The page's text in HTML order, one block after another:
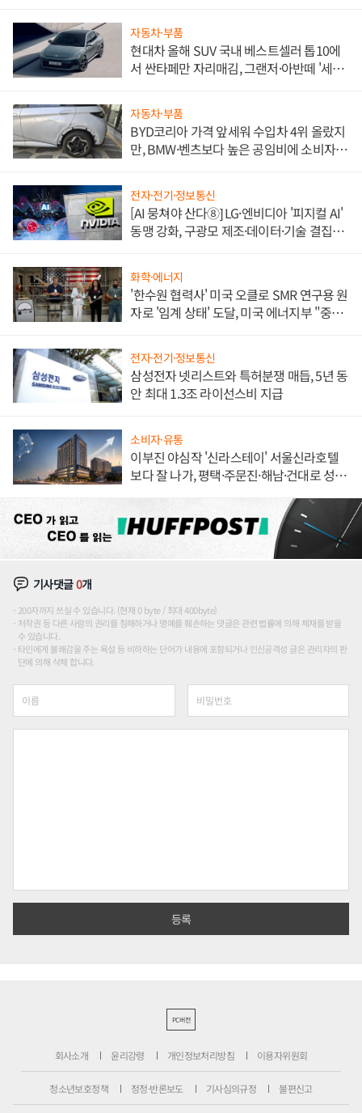
자동차·부품
현대차 올해 SUV 국내 베스트셀러 톱10에
서 싼타페만 자리매김, 그랜저·아반떼 '세단
자동차·부품
BYD코리아 가격 앞세워 수입차 4위 올랐지
만, BMW·벤츠보다 높은 공임비에 소비자
전자·전기·정보통신
[AI 뭉쳐야 산다⑧] LG·엔비디아 '피지컬 AI'
동맹 강화, 구광모 제조·데이터·기술 결집
화학·에너지
'한수원 협력사' 미국 오클로 SMR 연구용 원
자로 '임계 상태' 도달, 미국 에너지부 "중요
전자·전기·정보통신
삼성전자 넷리스트와 특허분쟁 매듭, 5년 동
안 최대 1.3조 라이선스비 지급
소비자·유통
이부진 야심작 '신라스테이' 서울신라호텔
보다 잘 나가, 평택·주문진·해남·건대로 성
기사댓글0개
200자까지 쓰실 수 있습니다. (현재 0 byte / 최대 400byte)
저작권 등 다른 사람의 권리를 침해하거나 명예를 훼손하는 댓글은 관련 법률에 의해 제재를 받을
수 있습니다.
타인에게 불쾌감을 주는 욕설 등 비하하는 단어가 내용에 포함되거나 인신공격성 글은 관리자의 판
단에 의해 삭제 합니다.
PC버전
회사소개 윤리강령 개인정보처리방침 이용자위원회
청소년보호정책 정정·반론보도 기사심의규정 불편신고